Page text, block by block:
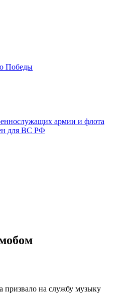
Победы
армии и флота
для ВС РФ
на службу музыку